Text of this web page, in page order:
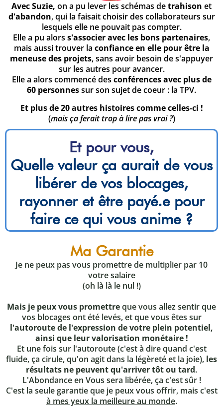
Avec Suzie, on a pu lever les schémas detrahison et
d'abandon, qui la faisait choisir des collaborateurs sur
lesquels elle ne pouvait pas compter.
Elle a pu alors s'associer avec les bons partenaires,
mais aussi trouver la confiance en elle pour être la
meneuse des projets, sans avoir besoin de s'appuyer
sur les autres pour avancer.
Elle a alors commencé des conférences avec plus de
60 personnessur son sujet de coeur : la TPV.
Et plus de 20 autres histoires comme celles-ci !
(mais ça ferait trop à lire pas vrai ?)
Et pour vous,
Quelle valeur ça aurait de vous
libérer de vos blocages,
rayonner et être payé.e pour
faire ce qui vous anime ?
Ma Garantie
Je ne peux pas vous promettre de multiplier par 10
votre salaire
(oh là là le nul !)
Mais je peux vous promettreque vous allez sentir que
vos blocages ont été levés, et que vous êtes sur
l'autoroute de l'expression de votre plein potentiel,
ainsi que leur valorisation monétaire !
Et une fois sur l'autoroute (c'est à dire quand c'est
fluide, ça cirule, qu'on agit dans la légèreté et la joie), les
résultats ne peuvent qu'arriver tôt ou tard.
L'Abondance en Vous sera libérée, ça c'est sûr !
C'est la seule garantie que je peux vous offrir, mais c'est
à mes yeux la meilleure au monde.